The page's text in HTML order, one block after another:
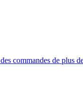
des commandes de plus